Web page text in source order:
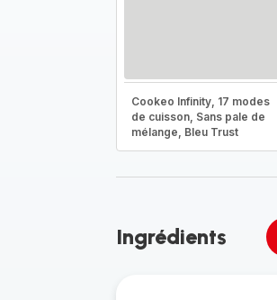
Cookeo Infinity, 17 modes
de cuisson, Sans pale de
mélange, Bleu Trust
Ingrédients